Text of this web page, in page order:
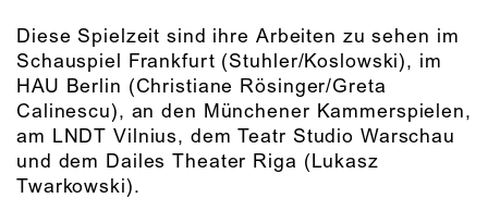
Diese Spielzeit sind ihre Arbeiten zu sehen im
Schauspiel Frankfurt (Stuhler/Koslowski), im
HAU Berlin (Christiane Rösinger/Greta
Calinescu), an den Münchener Kammerspielen,
am LNDT Vilnius, dem Teatr Studio Warschau
und dem Dailes Theater Riga (Lukasz
Twarkowski).